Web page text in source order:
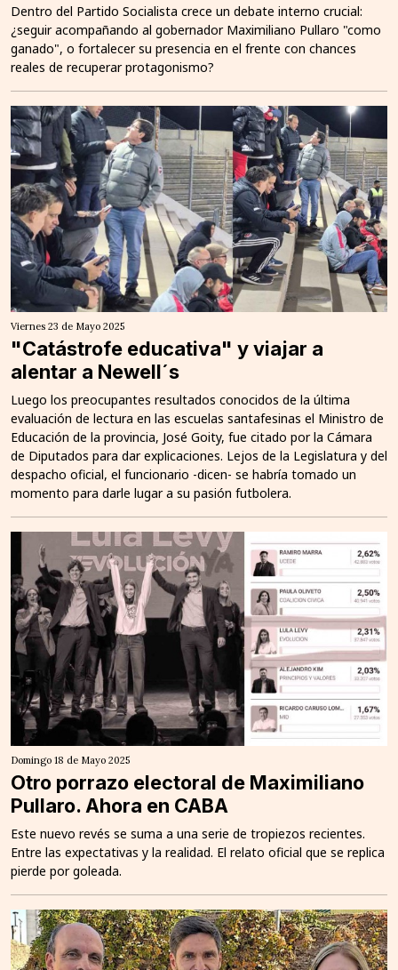
Dentro del Partido Socialista crece un debate interno crucial:
¿seguir acompañando al gobernador Maximiliano Pullaro "como
ganado", o fortalecer su presencia en el frente con chances
reales de recuperar protagonismo?
Viernes 23 de Mayo 2025
"Catástrofe educativa" y viajar a
alentar a Newell´s
Luego los preocupantes resultados conocidos de la última
evaluación de lectura en las escuelas santafesinas el Ministro de
Educación de la provincia, José Goity, fue citado por la Cámara
de Diputados para dar explicaciones. Lejos de la Legislatura y del
despacho oficial, el funcionario -dicen- se habría tomado un
momento para darle lugar a su pasión futbolera.
Domingo 18 de Mayo 2025
Otro porrazo electoral de Maximiliano
Pullaro. Ahora en CABA
Este nuevo revés se suma a una serie de tropiezos recientes.
Entre las expectativas y la realidad. El relato oficial que se replica
pierde por goleada.